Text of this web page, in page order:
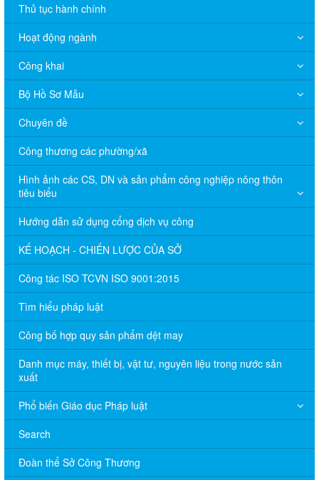
Thủ tục hành chính
Hoạt động ngành
Công khai
Bộ Hồ Sơ Mẫu
Chuyên đề
Công thương các phường/xã
Hình ảnh các CS, DN và sản phẩm công nghiệp nông thôn
tiêu biểu
Hướng dẫn sử dụng cổng dịch vụ công
KẾ HOẠCH - CHIẾN LƯỢC CỦA SỞ
Công tác ISO TCVN ISO 9001:2015
Tìm hiểu pháp luật
Công bố hợp quy sản phẩm dệt may
Danh mục máy, thiết bị, vật tư, nguyên liệu trong nước sản
xuất
Phổ biến Giáo dục Pháp luật
Search
Đoàn thể Sở Công Thương